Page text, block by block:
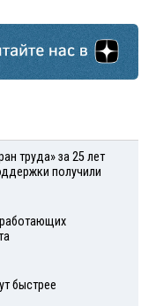
труда» за 25 лет
получили
быстрее